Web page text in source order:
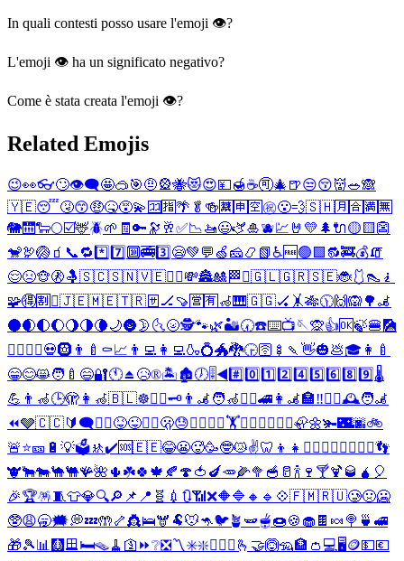
In quali contesti posso usare l'emoji 👁️?
L'emoji 👁️ ha un significato negativo?
Come è stata creata l'emoji 👁️?
Related Emojis
😉👀👓🙄👁️‍🗨️🤩🥽🎯🤨🎡🐝😻😍💴🍯☕🉑🎄 🍺😒😚👹🥗🙈
🇾🇪😴🤧😙🤑🤒😵‍💫 🈁 🈯 🌴 🥬 🍻🈲 🈸 🈳 ㊗️😮‍💨🇸🇭🈷️ 🈴 🈵 🈚
🐘🛗🐑🌕☑️🦌🪲🌱 🧾 🔑 🔭 🥂✅📉🚤😃🫏🎍🫐💹 🤘 💛 🌲 🔌🟡 🟨 👺
🐒🦃🏐 🧃 📞 🔁 *️⃣ 7️⃣ 🔟🚎3️⃣ 😪💚 💬 🍏 🧀📿 📗 ♿🆓🟢 🟩 🔂🚒💰🧯
😌😣🐵🚷🤱🇸🇨🇸🇳🇻🇪🕵️‍♀️💸🏯🎎 🏁 ❕🇬🇱🇬🇷🇸🇪🐞🩱 👠 🧎
🧩🉐🈹 ㊙️🇯🇪🇲🇪🇹🇷 🈂️ 🏒 🍠 🈺 🈶 🦽🎹🇬🇬🏑 🤸🎋🕦🙌🙉 🌳 🦼
🌑🌒🌓🌔🌖🌗🌘🌙🌚🌛 🌜🌝🕵️🐾🌿🏜️🕢☎️⌨️📺🪡🙊👍🆗🍃🍔 🎑
🏊‍♂️ 🏊‍♀️💀🛞 👨‍🍼 ⚰️📈 👨‍💻 👩‍💻🍶💍🐲🐉🕞🛜 🍢 🍡 👋🎃💩🎓 👩‍🍼
😁😊😸🧑‍🍼 😄🔐🕚⏏️ 😥®️🏝️🏚️🕖🎚️◀️ #️⃣ 0️⃣ 1️⃣ 2️⃣ 4️⃣ 5️⃣ 6️⃣ 8️⃣ 9️⃣🌡️
💪 👨‍🦽🕒🫣 👩‍🦽🇧🇱☸️🕵️‍♂️🗝️ 👨‍🦼 🧑‍🦽 🧎‍♂️🚄 👩‍🦼🏣‼️🧎‍♀️🕰️🧑‍🦼
⏪🩶🇨🇨🔰 🗨️🤸‍♂️😝😜🤸‍♀️🫢😓🏃‍♂️ 🏃‍♀️🏋️🏋️‍♀️ 🚴‍♂️ 🚴‍♀️🦣🌼🫚🌃🌆🚲
🚨⭐🎫 🔋 💡🗳️🚸✔️🆘🇪🇪😂😬🥵🥳🤓😿✌️🦷 👦 👧 🚶‍♂️ 🚶‍♀️ 🧘‍♂️ 🧘‍♀️👣
🐮🐂🐄🐪🐫🪸🌺 🌵 ☘️🍀 🍁 🍂 🍄 🍅 🍆🥕🌽🥦 🥣 🥛 🍾 🍷 🍸🍹 🥃 🧉 🎈
🎉🏆🪅🧵👕💎🔍🔎 📌 📍 🧬 💉 🔃📶 ❌🔶🔷 🔸 🔹 💠🇫🇲🇷🇺🥲🤢🥶
🥸😩🥱🗯️💭💤🤲🦴👸🛌🫎 🐏🐭🦘🐦🪴 🫛🫕🍩🍪 🧁 🍫 🍬 🍭 🍵 🚅
🎁🎾📊 🩻 🪟🛏️🪤🧹 🛐 ⏩❔❎〽️✳️❇️🏳️‍🌈 😠 🫰 🤝🙆🦡🏦 👛 💻 🖥️🪙💵💶